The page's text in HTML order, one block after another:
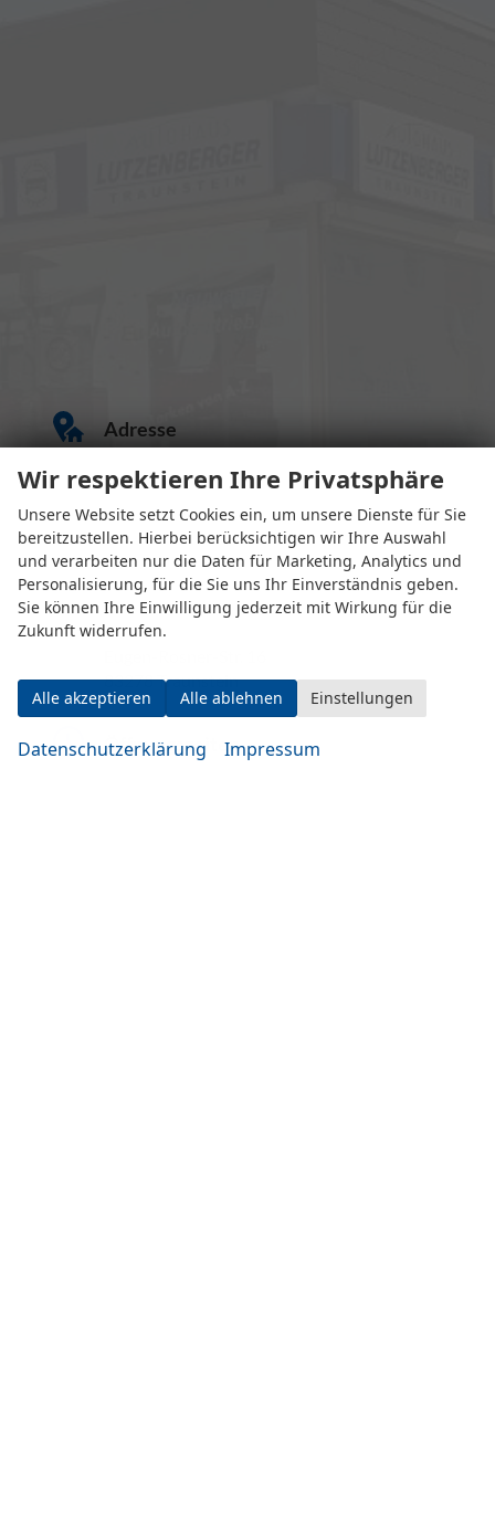
Adresse
83278 Traunstein
Öffnungszeiten
Wir respektieren Ihre Privatsphäre
Unsere Website setzt Cookies ein, um unsere Dienste für Sie
bereitzustellen. Hierbei berücksichtigen wir Ihre Auswahl
und verarbeiten nur die Daten für Marketing, Analytics und
Personalisierung, für die Sie uns Ihr Einverständnis geben.
Sie können Ihre Einwilligung jederzeit mit Wirkung für die
Zukunft widerrufen.
Alle akzeptieren Alle ablehnen Einstellungen
Datenschutzerklärung Impressum